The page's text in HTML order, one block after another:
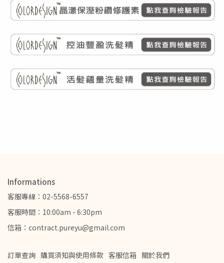
Informations
客服專線：02-5568-6557
客服時間：10:00am - 6:30pm
信箱：contract.pureyu@gmail.com
訂單查詢 購買須知與使用條款 客服信箱 關於我們